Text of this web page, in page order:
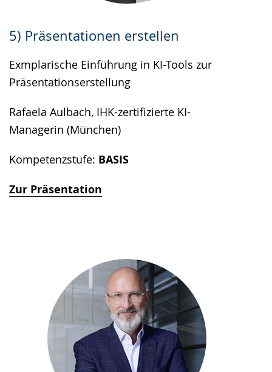
5) Präsentationen erstellen
Exmplarische Einführung in KI-Tools zur
Präsentationserstellung
Rafaela Aulbach, IHK-zertifizierte KI-
Managerin (München)
Kompetenzstufe: BASIS
Zur Präsentation